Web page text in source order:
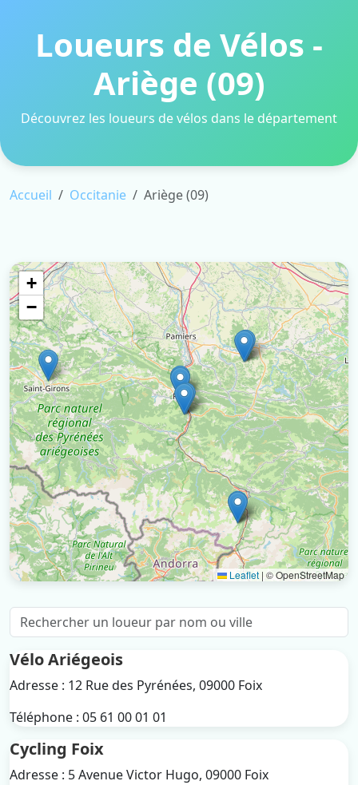
Loueurs de Vélos -
Ariège (09)
Découvrez les loueurs de vélos dans le département
Accueil Occitanie Ariège (09)
+
−
Leaflet | © OpenStreetMap
Vélo Ariégeois
Adresse : 12 Rue des Pyrénées, 09000 Foix
Téléphone : 05 61 00 01 01
Cycling Foix
Adresse : 5 Avenue Victor Hugo, 09000 Foix